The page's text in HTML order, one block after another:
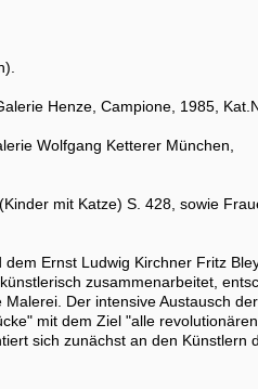
Henze, Campione, 1985,
Wolfgang Ketterer München,
mit Katze) S. 428, sowie
Ernst Ludwig Kirchner Fritz
zusammenarbeitet,
Der intensive Austausch
mit dem Ziel "alle
sich zunächst an den Künstlern